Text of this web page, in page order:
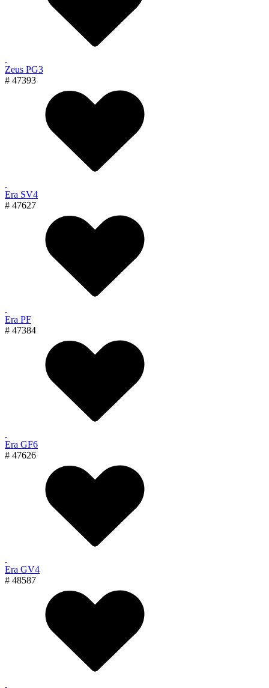
Zeus PG3
# 47393
Era SV4
# 47627
Era PF
# 47384
Era GF6
# 47626
Era GV4
# 48587